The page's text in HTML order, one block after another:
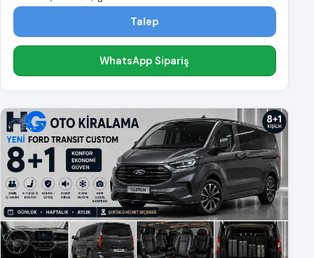
Talep
WhatsApp Sipariş